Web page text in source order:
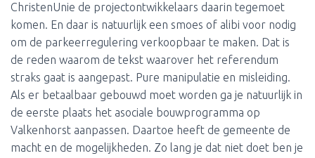
ChristenUnie de projectontwikkelaars daarin tegemoet
komen. En daar is natuurlijk een smoes of alibi voor nodig
om de parkeerregulering verkoopbaar te maken. Dat is
de reden waarom de tekst waarover het referendum
straks gaat is aangepast. Pure manipulatie en misleiding.
Als er betaalbaar gebouwd moet worden ga je natuurlijk in
de eerste plaats het asociale bouwprogramma op
Valkenhorst aanpassen. Daartoe heeft de gemeente de
macht en de mogelijkheden. Zo lang je dat niet doet ben je